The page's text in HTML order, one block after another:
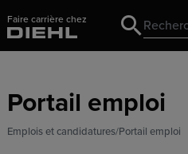
Faire carrière chez
Search
Search
Portail emploi
Emplois et candidatures Portail emploi